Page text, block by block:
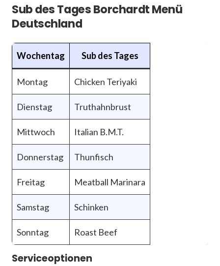
Sub des Tages Borchardt Menü
Deutschland
Wochentag Sub des Tages
Montag Chicken Teriyaki
Dienstag Truthahnbrust
Mittwoch Italian B.M.T.
Donnerstag Thunfisch
Freitag Meatball Marinara
Samstag Schinken
Sonntag Roast Beef
Serviceoptionen